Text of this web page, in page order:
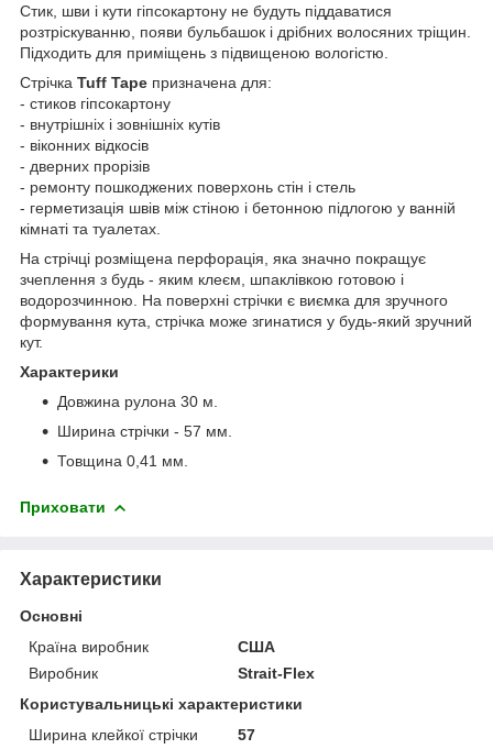
Стик, шви і кути гіпсокартону не будуть піддаватися
розтріскуванню, появи бульбашок і дрібних волосяних тріщин.
Підходить для приміщень з підвищеною вологістю.
Стрічка Tuff Tape призначена для:
- стиков гіпсокартону
- внутрішніх і зовнішніх кутів
- віконних відкосів
- дверних прорізів
- ремонту пошкоджених поверхонь стін і стель
- герметизація швів між стіною і бетонною підлогою у ванній
кімнаті та туалетах.
На стрічці розміщена перфорація, яка значно покращує
зчеплення з будь - яким клеєм, шпаклівкою готовою і
водорозчинною. На поверхні стрічки є виємка для зручного
формування кута, стрічка може згинатися у будь-який зручний
кут.
Характерики
Довжина рулона 30 м.
Ширина стрічки - 57 мм.
Товщина 0,41 мм.
Приховати
Характеристики
Основні
Країна виробник
США
Виробник
Strait-Flex
Користувальницькі характеристики
Ширина клейкої стрічки
57